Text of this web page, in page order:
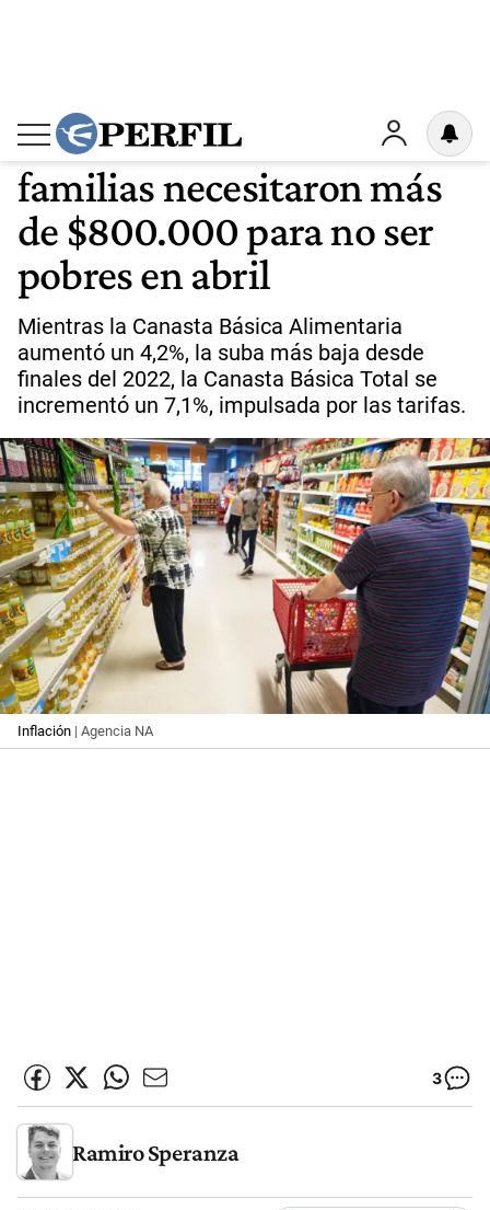
Canasta Básica: las
familias necesitaron más
de $800.000 para no ser
pobres en abril
Mientras la Canasta Básica Alimentaria
aumentó un 4,2%, la suba más baja desde
finales del 2022, la Canasta Básica Total se
incrementó un 7,1%, impulsada por las tarifas.
Inflación| Agencia NA
Ramiro Speranza
14-05-2024 16:57 Agregar PERFIL en Google